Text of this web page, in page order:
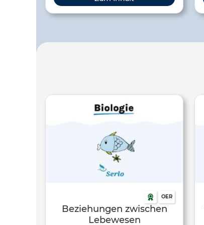
Griechischen und bedeutet
„Zusammenleben“. Dabei versorgt die
die Schüler*innen über die
wesentlichen Merkmale dieser
Symbiose informieren.
OER
Beziehungen zwischen
Lebewesen